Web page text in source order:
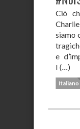
Ciò
siamo
e
I (…)
Italiano